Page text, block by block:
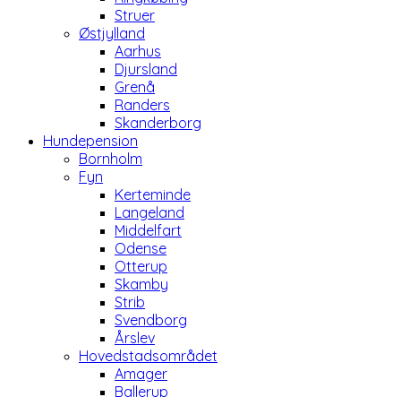
Struer
Østjylland
Aarhus
Djursland
Grenå
Randers
Skanderborg
Hundepension
Bornholm
Fyn
Kerteminde
Langeland
Middelfart
Odense
Otterup
Skamby
Strib
Svendborg
Årslev
Hovedstadsområdet
Amager
Ballerup